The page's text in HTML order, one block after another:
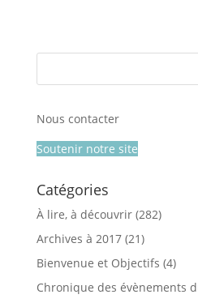
Nous contacter
Soutenir notre site
Catégories
À lire, à découvrir(282)
Archives à 2017(21)
Bienvenue et Objectifs (4)
Chronique des évènements